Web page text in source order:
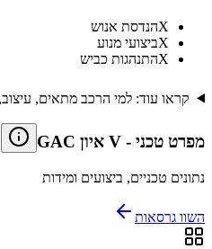
Xהנדסת אנוש
Xביצועי מנוע
Xהתנהגות כביש
קראו עוד: למי הרכב מתאים,
מפרט טכני - GAC איון V
נתונים טכניים, ביצועים ומידות
השוו גרסאות